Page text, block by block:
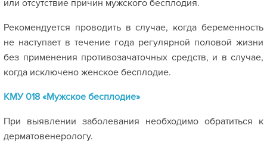
или отсутствие причин мужского бесплодия.
Рекомендуется проводить в случае, когда беременность
не наступает в течение года регулярной половой жизни
без применения противозачаточных средств, и в случае,
когда исключено женское бесплодие.
КМУ 018 «Мужское бесплодие»
При выявлении заболевания необходимо обратиться к
дерматовенерологу.